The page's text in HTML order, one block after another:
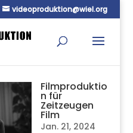
videoproduktion@wiel.org
Filmproduktio
n für
Zeitzeugen
Film
Jan. 21, 2024